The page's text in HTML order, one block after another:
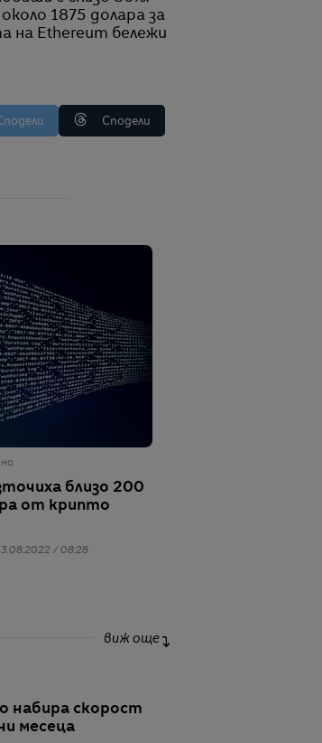
1875 долара за
на Ethereum бележи
Сподели
близо 200
от крипто
/ 08:28
виж още
набира скорост
месеца